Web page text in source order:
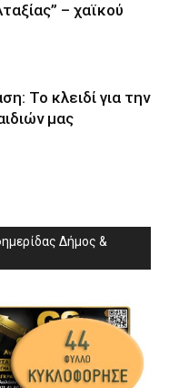
– χαϊκού
Το κλειδί για την
µας
Δήμος &